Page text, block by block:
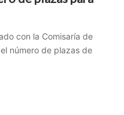
con la Comisaría de
número de plazas de